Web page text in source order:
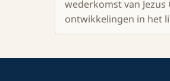
wederkomst van
ontwikkelingen in het